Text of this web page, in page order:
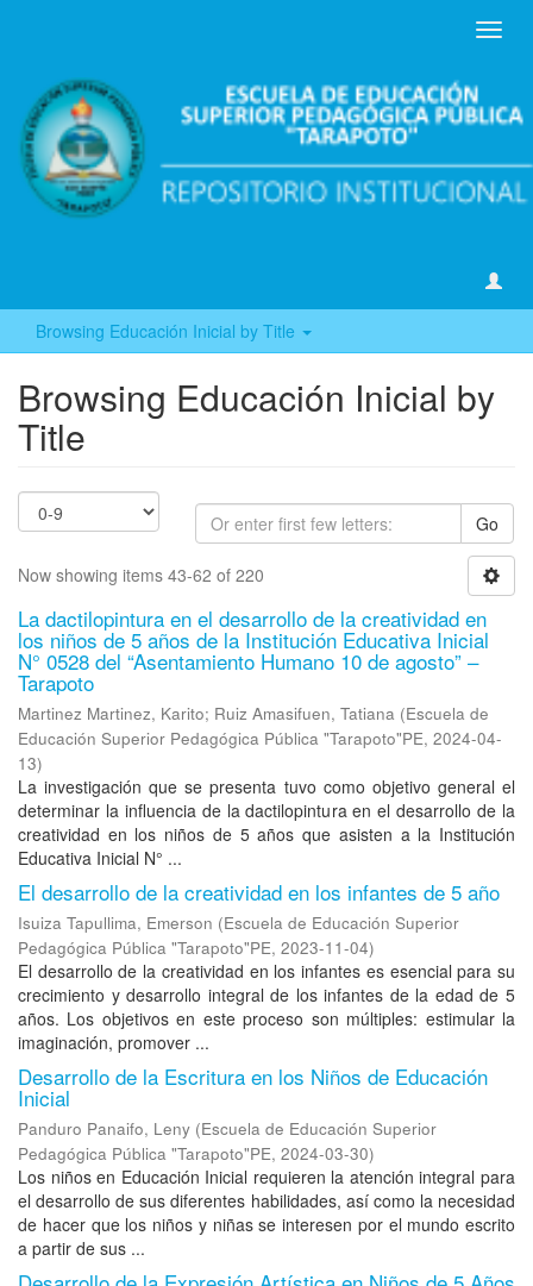
Browsing Educación Inicial by Title
Browsing Educación Inicial by
Title
Go
Now showing items 43-62 of 220
La dactilopintura en el desarrollo de la creatividad en
los niños de 5 años de la Institución Educativa Inicial
N° 0528 del “Asentamiento Humano 10 de agosto” –
Tarapoto
Martinez Martinez, Karito; Ruiz Amasifuen, Tatiana (Escuela de
Educación Superior Pedagógica Pública "Tarapoto"PE, 2024-04-
13)
La investigación que se presenta tuvo como objetivo general el
determinar la influencia de la dactilopintura en el desarrollo de la
creatividad en los niños de 5 años que asisten a la Institución
Educativa Inicial N° ...
El desarrollo de la creatividad en los infantes de 5 año
Isuiza Tapullima, Emerson (Escuela de Educación Superior
Pedagógica Pública "Tarapoto"PE, 2023-11-04)
El desarrollo de la creatividad en los infantes es esencial para su
crecimiento y desarrollo integral de los infantes de la edad de 5
años. Los objetivos en este proceso son múltiples: estimular la
imaginación, promover ...
Desarrollo de la Escritura en los Niños de Educación
Inicial
Panduro Panaifo, Leny (Escuela de Educación Superior
Pedagógica Pública "Tarapoto"PE, 2024-03-30)
Los niños en Educación Inicial requieren la atención integral para
el desarrollo de sus diferentes habilidades, así como la necesidad
de hacer que los niños y niñas se interesen por el mundo escrito
a partir de sus ...